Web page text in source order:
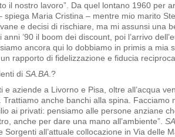
il nostro lavoro”. Da quel lontano 1960 per
spiega Maria Cristina – mentre mio marito
e decisi di rischiare, ma mi assunsi una
’90 il boom dei discount, poi l’arrivo
ancora qui lo dobbiamo in primis a
rapporto di fidelizzazione e fiducia reciproca
di SA.BA .?
e aziende a Livorno e Pisa, oltre all’acqua
anche banchi alla spina.
ai privati: pensiamo alle persone anziane
anche per dare una mano all’ambiente”.
Sorgenti all’attuale collocazione in Via delle